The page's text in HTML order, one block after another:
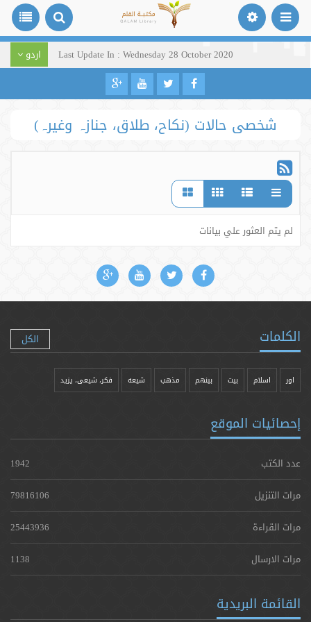
Last Update In : Wednesday 28 October 2020 اردو
شخصی حالات (نکاح، طلاق، جنازہ وغیرہ)
لم يتم العثور علي بيانات
الكلمات الكل
اور اسلام بیت بينهم مذهب شيعه فکر، شیعی، یزيد
إحصائيات الموقع
عدد الكتب
1942
مرات التنزيل
79816106
مرات القراءة
25443936
مرات الارسال
1138
القائمة البريدية